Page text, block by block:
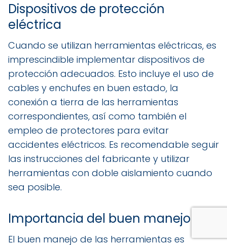
Dispositivos de protección
eléctrica
Cuando se utilizan herramientas eléctricas, es
imprescindible implementar dispositivos de
protección adecuados. Esto incluye el uso de
cables y enchufes en buen estado, la
conexión a tierra de las herramientas
correspondientes, así como también el
empleo de protectores para evitar
accidentes eléctricos. Es recomendable seguir
las instrucciones del fabricante y utilizar
herramientas con doble aislamiento cuando
sea posible.
Importancia del buen manejo
El buen manejo de las herramientas es